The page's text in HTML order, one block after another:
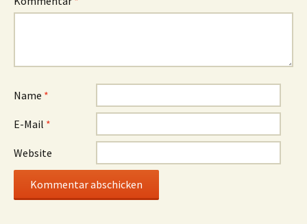
Name *
E-Mail *
Website